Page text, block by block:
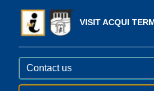
VISIT ACQUI
Contact us